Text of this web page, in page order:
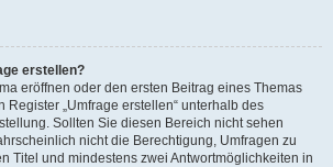
erstellen?
eröffnen oder den ersten Beitrag eines Themas
Register „Umfrage erstellen“ unterhalb des
Sollten Sie diesen Bereich nicht sehen
nicht die Berechtigung, Umfragen zu
Titel und mindestens zwei Antwortmöglichkeiten in